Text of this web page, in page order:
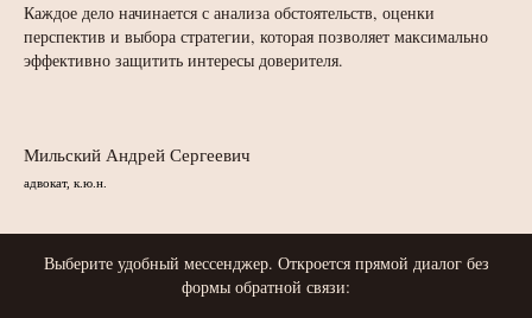
Каждое дело начинается с анализа обстоятельств, оценки
перспектив и выбора стратегии, которая позволяет максимально
эффективно защитить интересы доверителя.
Мильский Андрей Сергеевич
адвокат, к.ю.н.
Выберите удобный мессенджер. Откроется прямой диалог без
формы обратной связи: